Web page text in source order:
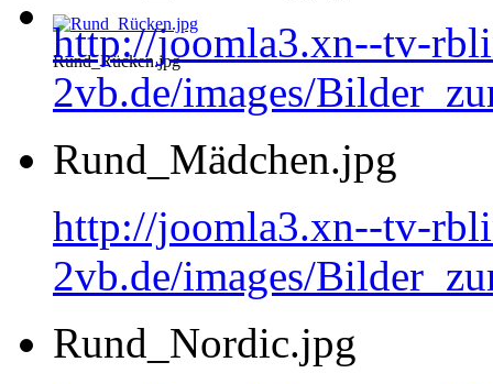
Rund_Rücken.jpg
http://joomla3.xn--tv-
2vb.de/images/
Rund_Mädchen.jpg
http://joomla3.xn--tv-
2vb.de/images/
Rund_Nordic.jpg